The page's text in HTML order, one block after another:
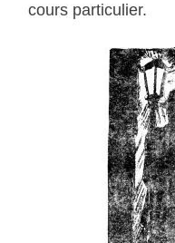
cours particulier.